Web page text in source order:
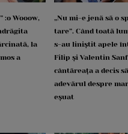
:o Wooow,
la
a
„Nu mi-e jenă să o
tare”. Când toată
s-au liniștit apele
Filip și Valentin
cântăreața a decis
adevărul despre
eșuat